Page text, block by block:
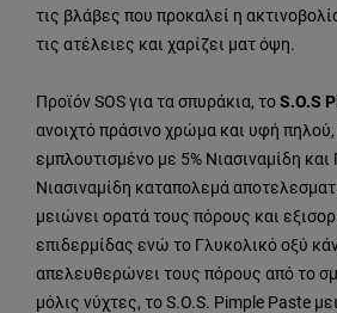
τις βλάβες που προκαλεί η
τις ατέλειες και χαρίζει ματ όψη.
Προϊόν SOS για τα σπυράκια, τοS.O.S
ανοιχτό πράσινο χρώμα και υφή πηλού,
εμπλουτισμένο με 5% Νιασιναμίδη
Νιασιναμίδη καταπολεμά
μειώνει ορατά τους πόρους και
επιδερμίδας ενώ το Γλυκολικό οξύ
απελευθερώνει τους πόρους από το
μόλις νύχτες, το S.O.S. Pimple Paste